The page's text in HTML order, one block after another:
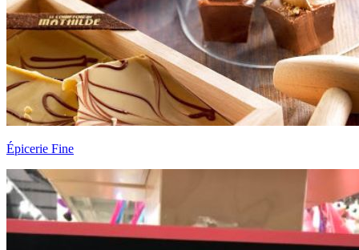
Épicerie Fine